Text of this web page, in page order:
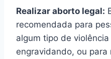
Realizar aborto legal:
recomendada para
algum tipo de
engravidando, ou para